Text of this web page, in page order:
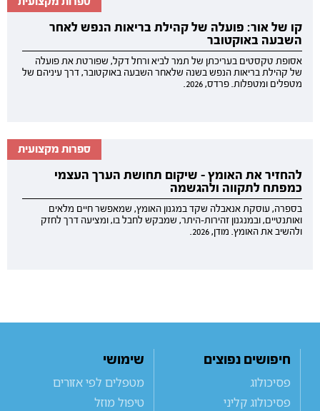
קו של אור: פועלה של קהילת בריאות הנפש לאחר
השבעה באוקטובר
אסופת טקסטים בעריכתן של תמר לביא ורחל דקל, שפורטת את פועלה
של קהילת בריאות הנפש בשנה שלאחר השבעה באוקטובר, דרך עיניהם של
מטפלים ומטפלות. פרדס, 2026.
ספרות מקצועית
להחזיר את האומץ - שיקום תחושת הערך העצמי
כמפתח לתקווה ולהגשמה
בספרה, עוסקת אנאבלה שקד במגנון האומץ, שמאפשר חיים מלאים
ואותנטיים, ובמנגנון זהירות-היתר, שמבקש לחבל בו, ומציעה דרך לחזק
ולהשיב את האומץ. מודן, 2026.
חיפושים נפוצים
פסיכולוג
פסיכולוג קליני
שימושי
מטפלים לפי אזורים
טיפול מוזל